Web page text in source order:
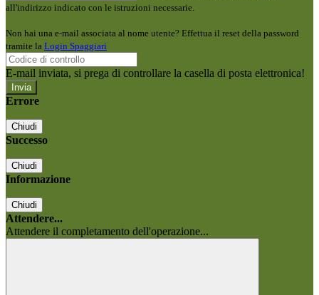
all'indirizzo indicato con le istruzioni necessarie.
Non hai una e-mail associata al nome utente? Effettua il reset della password
tramite la Login Spaggiari
E-mail inviata, si prega di controllare la casella di posta elettronica!
Errore
Chiudi
Successo
Chiudi
Informazione
Chiudi
Attendere...
Attendere il completamento dell'operazione...